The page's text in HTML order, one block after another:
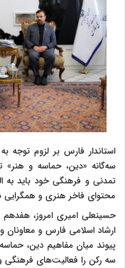
استاندار فارس بر لزوم توجه
سه‌گانه «دین، حماسه و هنر»
تمدنی و فرهنگی خود باید به
محتوای فاخر هنری و همگرایی
حسینعلی امیری امروز، هفدهم
ارشاد اسلامی فارس و معاونان
پیوند میان مفاهیم دین،
سه رکن را فعالیت‌های